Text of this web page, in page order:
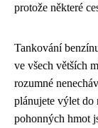
protože některé
Tankování
ve všech větších
rozumné
plánujete výlet do
pohonných hmot